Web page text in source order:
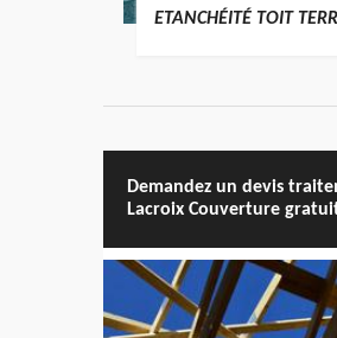
ETANCHÉITÉ TOIT
Demandez un devis
Lacroix Couverture